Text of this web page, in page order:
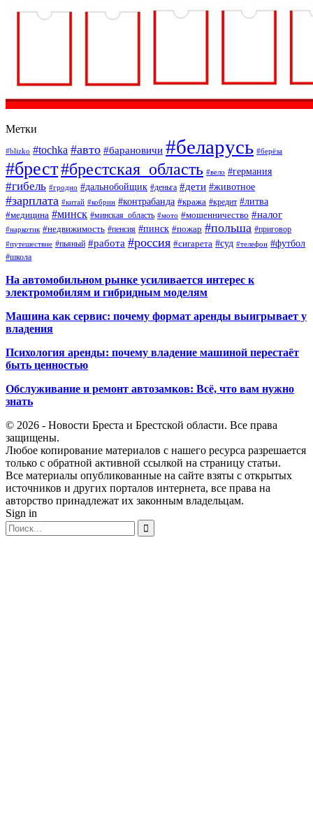
Метки
#blizko #tochka #авто #барановичи #беларусь #берёза
#брест#брестская_область #вело #германия
#гибель #гродно #дальнобойщик #деньга #дети #животное
#зарплата #китай #кобрин #контрабанда #кража #кредит #литва
#медицина #минск #минская_область #мото #мошенничество #налог
#наркотик #недвижимость #пенсия #пинск #пожар #польша #приговор
#путешествие #пьяный #работа #россия #сигарета #суд #телефон #футбол
#школа
На автомобильном рынке усиливается интерес к
электромобилям и гибридным моделям
Машина как сервис: почему формат аренды выигрывает у
владения
Психология аренды: почему владение машиной перестаёт
быть ценностью
Обслуживание и ремонт автозамков: Всё, что вам нужно
знать
© 2026 - Новости Бреста и Брестской области. Все права
защищены.
Любое копирование материалов с нашего ресурса разрешается
только с обратной активной ссылкой на страницу статьи.
Все материалы опубликованные на сайте взяты с открытых
источников и других порталов интернета, все права на
авторство принадлежат их законным владельцам.
Sign in